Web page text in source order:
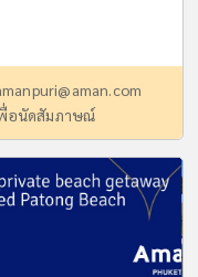
อนัดสัมภาษณ์